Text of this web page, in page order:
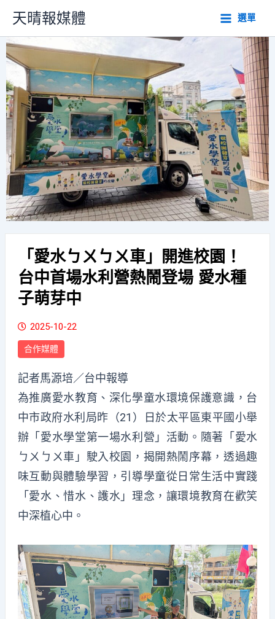
主
要
內
容
天晴報媒體 選單
「愛水ㄅㄨㄅㄨ車」開進校園！
台中首場水利營熱鬧登場 愛水種
子萌芽中
2025-10-22
合作媒體
記者馬源培／台中報導
為推廣愛水教育、深化學童水環境保護意識，台
中市政府水利局昨（21）日於太平區東平國小舉
辦「愛水學堂第一場水利營」活動。隨著「愛水
ㄅㄨㄅㄨ車」駛入校園，揭開熱鬧序幕，透過趣
味互動與體驗學習，引導學童從日常生活中實踐
「愛水、惜水、護水」理念，讓環境教育在歡笑
中深植心中。